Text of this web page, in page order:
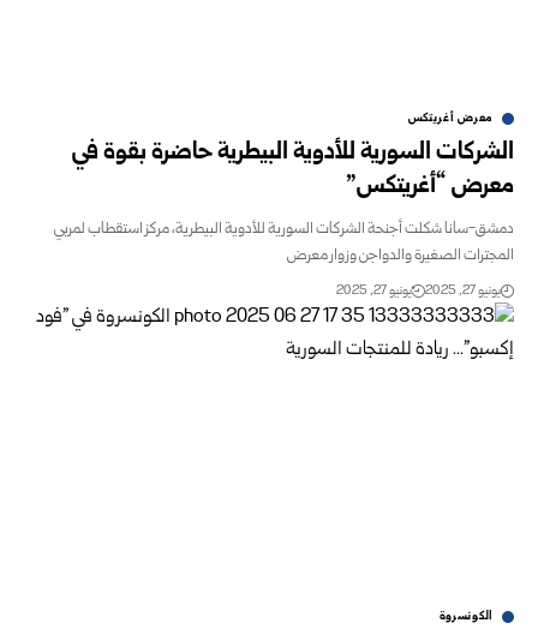
معرض أغريتكس
السورية للأدوية البيطرية حاضرة بقوة في
“أغريتكس”
سانا شكلت أجنحة الشركات السورية للأدوية البيطرية، مركز استقطاب لمربي
الصغيرة والدواجن وزوار معرض
يونيو 27, 2025
الكونسروة